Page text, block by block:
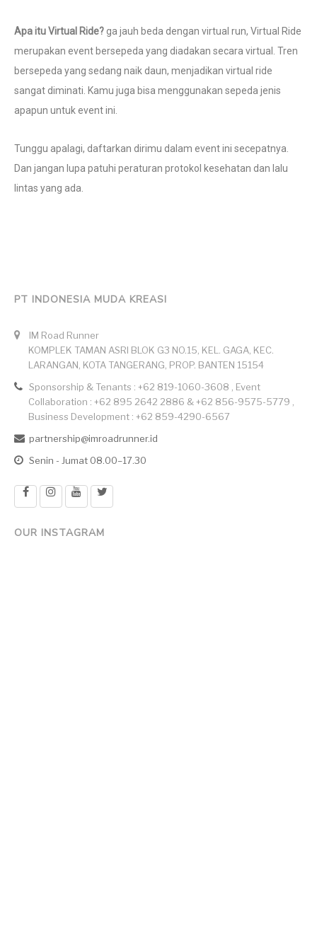
Apa itu Virtual Ride? ga jauh beda dengan virtual run, Virtual Ride
merupakan event bersepeda yang diadakan secara virtual. Tren
bersepeda yang sedang naik daun, menjadikan virtual ride
sangat diminati. Kamu juga bisa menggunakan sepeda jenis
apapun untuk event ini.
Tunggu apalagi, daftarkan dirimu dalam event ini secepatnya.
Dan jangan lupa patuhi peraturan protokol kesehatan dan lalu
lintas yang ada.
PT INDONESIA MUDA KREASI
IM Road Runner
KOMPLEK TAMAN ASRI BLOK G3 NO.15, KEL. GAGA, KEC.
LARANGAN, KOTA TANGERANG, PROP. BANTEN 15154
Sponsorship & Tenants : +62 819-1060-3608 , Event
Collaboration : +62 895 2642 2886 & +62 856-9575-5779 ,
Business Development : +62 859-4290-6567
partnership@imroadrunner.id
Senin - Jumat 08.00–17.30
OUR INSTAGRAM